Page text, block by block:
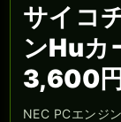
サイコ
ンHuカ
3,600
NEC PCエンジ